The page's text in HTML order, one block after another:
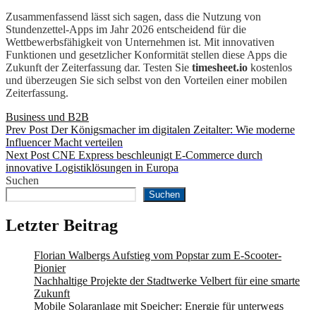
Zusammenfassend lässt sich sagen, dass die Nutzung von
Stundenzettel-Apps im Jahr 2026 entscheidend für die
Wettbewerbsfähigkeit von Unternehmen ist. Mit innovativen
Funktionen und gesetzlicher Konformität stellen diese Apps die
Zukunft der Zeiterfassung dar. Testen Sie timesheet.io kostenlos
und überzeugen Sie sich selbst von den Vorteilen einer mobilen
Zeiterfassung.
Categories
Business und B2B
Beitragsnavigation
Previous
Post
Prev Post Der Königsmacher im digitalen Zeitalter: Wie moderne
Influencer Macht verteilen
Next
Post
Next Post CNE Express beschleunigt E-Commerce durch
innovative Logistiklösungen in Europa
Suchen
Suchen
Letzter Beitrag
Florian Walbergs Aufstieg vom Popstar zum E-Scooter-
Pionier
Nachhaltige Projekte der Stadtwerke Velbert für eine smarte
Zukunft
Mobile Solaranlage mit Speicher: Energie für unterwegs